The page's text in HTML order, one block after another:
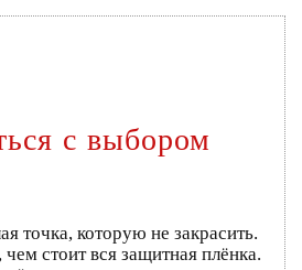
с выбором
точка, которую не закрасить.
стоит вся защитная плёнка.